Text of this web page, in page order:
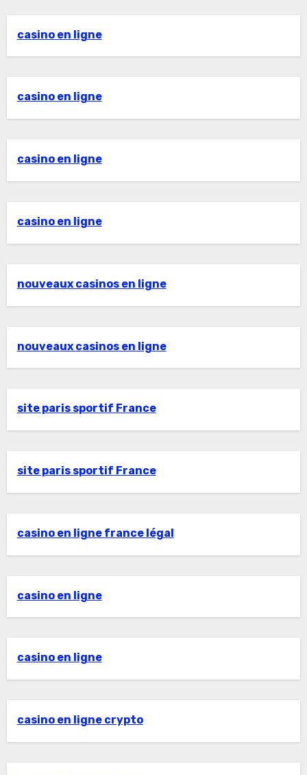
casino en ligne
casino en ligne
casino en ligne
casino en ligne
nouveaux casinos en ligne
nouveaux casinos en ligne
site paris sportif France
site paris sportif France
casino en ligne france légal
casino en ligne
casino en ligne
casino en ligne crypto